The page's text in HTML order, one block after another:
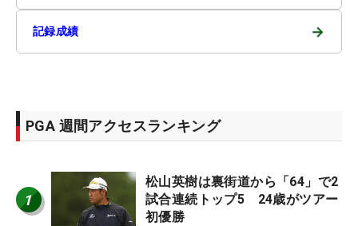
記録成績 →
PGA 週間アクセスランキング
1
松山英樹は裏街道から「64」で2
試合連続トップ5 24歳がツアー
初優勝